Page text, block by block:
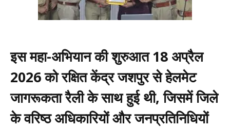
इस महा-अभियान की शुरुआत 18 अप्रैल
2026 को रक्षित केंद्र जशपुर से हेलमेट
जागरूकता रैली के साथ हुई थी, जिसमें जिले
के वरिष्ठ अधिकारियों और जनप्रतिनिधियों